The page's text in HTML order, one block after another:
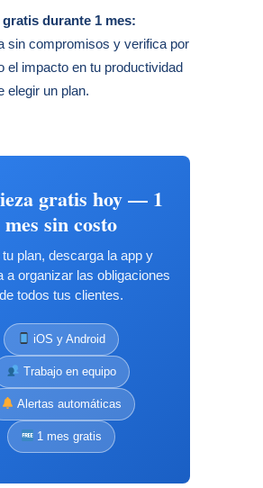
gratis durante 1 mes:
sin compromisos y verifica por
el impacto en tu productividad
elegir un plan.
gratis hoy — 1
mes sin costo
tu plan, descarga la app y
a organizar las obligaciones
de todos tus clientes.
iOS y Android
Trabajo en equipo
Alertas automáticas
1 mes gratis